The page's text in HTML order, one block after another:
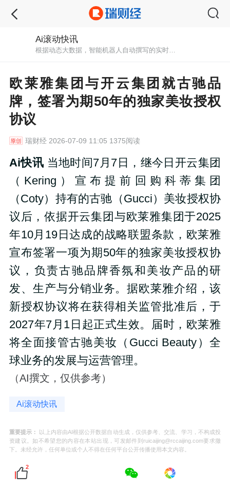
Ai滚动快讯
根据动态大数据，智能机器人自动撰写的实时快讯播报。秒级初稿，紧跟最新消息。
欧莱雅集团与开云集团就古驰品
牌，签署为期50年的独家美妆授权
协议
瑞财经2026-07-09 11:05 1375阅读
Ai快讯 当地时间7月7日，继今日开云集团
（Kering）宣布提前回购科蒂集团
（Coty）持有的古驰（Gucci）美妆授权协
议后，依据开云集团与欧莱雅集团于2025
年10月19日达成的战略联盟条款，欧莱雅
宣布签署一项为期50年的独家美妆授权协
议，负责古驰品牌香氛和美妆产品的研
发、生产与分销业务。据欧莱雅介绍，该
新授权协议将在获得相关监管批准后，于
2027年7月1日起正式生效。届时，欧莱雅
将全面接管古驰美妆（Gucci Beauty）全
球业务的发展与运营管理。
（AI撰文，仅供参考）
Ai滚动快讯
重要提示：
以上内容由AI根据公开数据自动生成，仅供参考、交流、学习，不构成投
资建议。如不希望您的内容在本站出现，可发邮件到ruicaijing@rccaijing.com要求撤
下。未经允许，任何单位或个人不得在任何平台公开传播使用本文内容。
2